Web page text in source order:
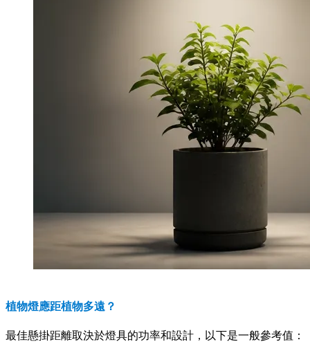
植物燈應距植物多遠？
最佳懸掛距離取決於燈具的功率和設計，以下是一般參考值：